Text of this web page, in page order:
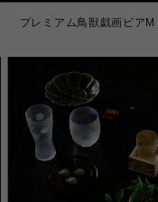
プレミアム鳥獣戯画ビアM